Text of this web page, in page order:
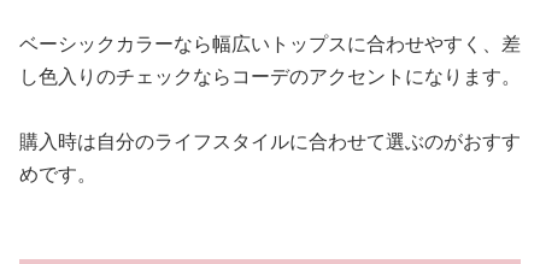
ベーシックカラーなら幅広いトップスに合わせやすく、差
し色入りのチェックならコーデのアクセントになります。
購入時は自分のライフスタイルに合わせて選ぶのがおすす
めです。